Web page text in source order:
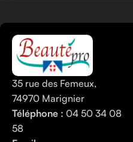
35 rue des Femeux,
74970 Marignier
Téléphone : 04 50 34 08
58